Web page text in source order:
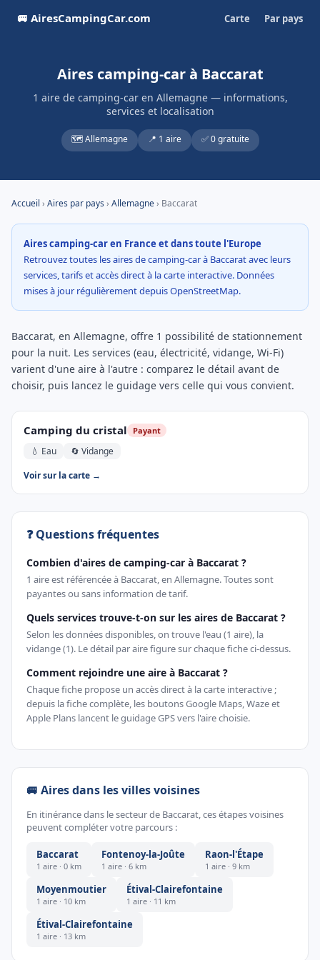
🚐 AiresCampingCar.com Carte Par pays
Aires camping-car à Baccarat
1 aire de camping-car en Allemagne — informations,
services et localisation
🗺️ Allemagne 📍 1 aire ✅ 0 gratuite
Accueil › Aires par pays› Allemagne› Baccarat
Aires camping-car en France et dans toute l'Europe
Retrouvez toutes les aires de camping-car à Baccarat avec leurs
services, tarifs et accès direct à la carte interactive. Données
mises à jour régulièrement depuis OpenStreetMap.
Baccarat, en Allemagne, offre 1 possibilité de stationnement
pour la nuit. Les services (eau, électricité, vidange, Wi-Fi)
varient d'une aire à l'autre : comparez le détail avant de
choisir, puis lancez le guidage vers celle qui vous convient.
Camping du cristal Payant
💧 Eau
🔄 Vidange
Voir sur la carte →
❓ Questions fréquentes
Combien d'aires de camping-car à Baccarat ?
1 aire est référencée à Baccarat, en Allemagne. Toutes sont
payantes ou sans information de tarif.
Quels services trouve-t-on sur les aires de Baccarat ?
Selon les données disponibles, on trouve l'eau (1 aire), la
vidange (1). Le détail par aire figure sur chaque fiche ci-dessus.
Comment rejoindre une aire à Baccarat ?
Chaque fiche propose un accès direct à la carte interactive ;
depuis la fiche complète, les boutons Google Maps, Waze et
Apple Plans lancent le guidage GPS vers l'aire choisie.
🚐 Aires dans les villes voisines
En itinérance dans le secteur de Baccarat, ces étapes voisines
peuvent compléter votre parcours :
Baccarat
1 aire · 0 km
Fontenoy-la-Joûte
1 aire · 6 km
Raon-l'Étape
1 aire · 9 km
Moyenmoutier
1 aire · 10 km
Étival-Clairefontaine
1 aire · 11 km
Étival-Clairefontaine
1 aire · 13 km